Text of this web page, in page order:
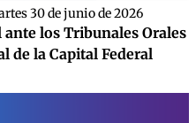
30 de junio de 2026
los Tribunales Orales
de la Capital Federal